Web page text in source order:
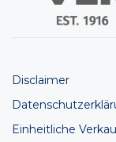
Disclaimer
Einheitliche